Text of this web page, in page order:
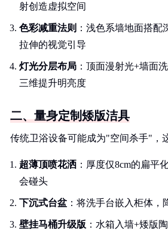
射创造虚拟空间
色彩减重法则 ：浅色系墙地面搭配
拉伸的视觉引导
灯光分层布局 ：顶面漫射光+墙面
三维提升明亮度
二、量身定制矮版洁具
传统卫浴设备可能成为"空间杀手"，
超薄顶喷花洒 ：厚度仅8cm的扁平
会碰头
下沉式台盆 ：将洗手台嵌入柜体，
壁挂马桶升级版 ：水箱入墙+矮版